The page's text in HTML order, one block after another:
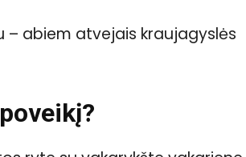
abiem atvejais kraujagyslės